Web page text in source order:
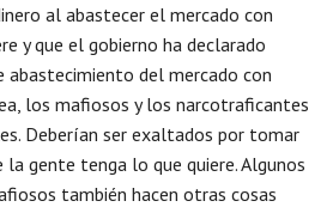
al abastecer el mercado con
y que el gobierno ha declarado
abastecimiento del mercado con
los mafiosos y los narcotraficantes
Deberían ser exaltados por tomar
gente tenga lo que quiere. Algunos
también hacen otras cosas